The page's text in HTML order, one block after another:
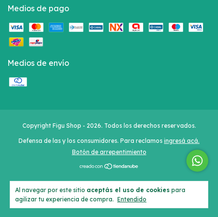
Al navegar por este sitio aceptás el uso de cookies para
agilizar tu experiencia de compra. Entendido
Medios de pago
Medios de envío
Copyright Figu Shop - 2026. Todos los derechos reservados.
Defensa de las y los consumidores. Para reclamos ingresá acá.
Botón de arrepentimiento